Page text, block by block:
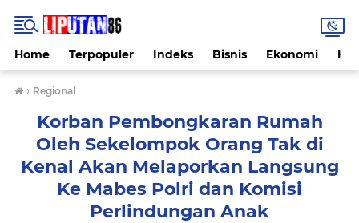
Home Terpopuler Indeks Bisnis Ekonomi
› Regional
Korban Pembongkaran Rumah
Oleh Sekelompok Orang Tak di
Kenal Akan Melaporkan Langsung
Ke Mabes Polri dan Komisi
Perlindungan Anak